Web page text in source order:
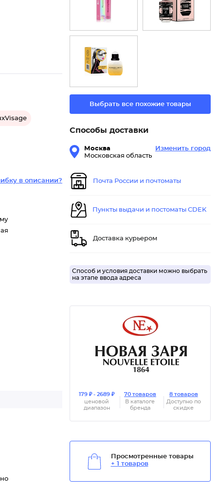
в описании?
Выбрать все похожие товары
Способы доставки
Москва
Московская область
Изменить город
Почта России и почтоматы
Пункты выдачи и постоматы CDEK
Доставка курьером
Способ и условия доставки можно выбрать
на этапе ввода адреса
179 ₽ - 2689 ₽
ценовой
диапазон
70 товаров
В каталоге
бренда
8 товаров
Доступно по
скидке
Просмотренные товары
+ 1 товаров